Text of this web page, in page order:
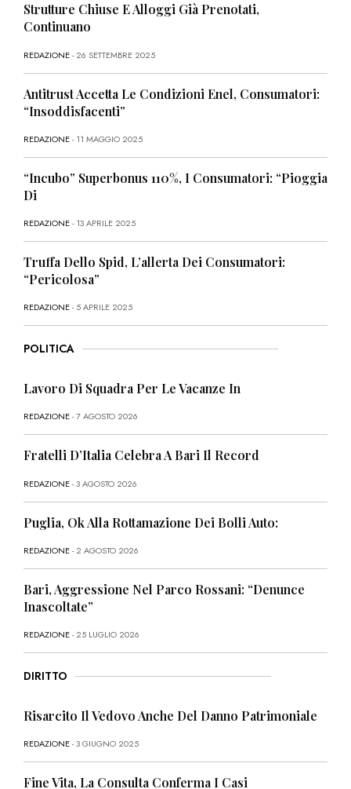
Strutture Chiuse E Alloggi Già Prenotati,
Continuano
REDAZIONE- 26 SETTEMBRE 2025
Antitrust Accetta Le Condizioni Enel, Consumatori:
“Insoddisfacenti”
REDAZIONE- 11 MAGGIO 2025
“Incubo” Superbonus 110%, I Consumatori: “Pioggia
Di
REDAZIONE- 13 APRILE 2025
Truffa Dello Spid, L’allerta Dei Consumatori:
“Pericolosa”
REDAZIONE- 5 APRILE 2025
POLITICA
Lavoro Di Squadra Per Le Vacanze In
REDAZIONE- 7 AGOSTO 2026
Fratelli D’Italia Celebra A Bari Il Record
REDAZIONE- 3 AGOSTO 2026
Puglia, Ok Alla Rottamazione Dei Bolli Auto:
REDAZIONE- 2 AGOSTO 2026
Bari, Aggressione Nel Parco Rossani: “Denunce
Inascoltate”
REDAZIONE- 25 LUGLIO 2026
DIRITTO
Risarcito Il Vedovo Anche Del Danno Patrimoniale
REDAZIONE- 3 GIUGNO 2025
Fine Vita, La Consulta Conferma I Casi